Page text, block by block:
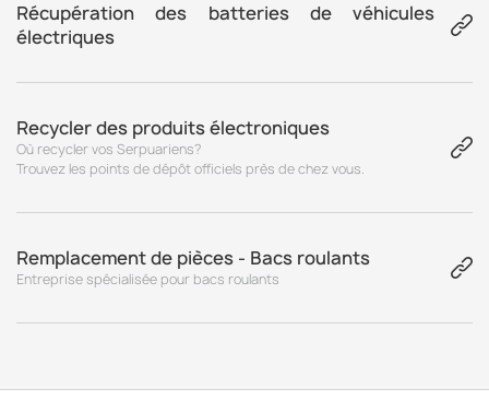
Récupération des batteries de véhicules
électriques
Recycler des produits électroniques
Où recycler vos Serpuariens?
Trouvez les points de dépôt officiels près de chez vous.
Remplacement de pièces - Bacs roulants
Entreprise spécialisée pour bacs roulants